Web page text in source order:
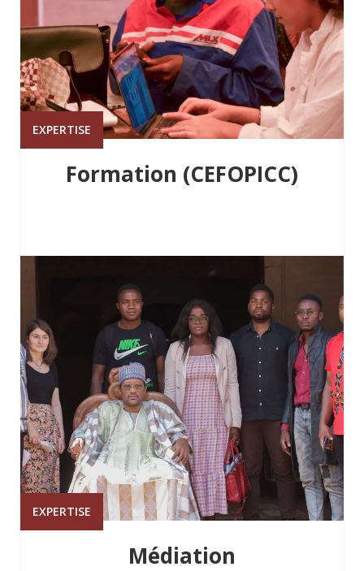
EXPERTISE
Formation (CEFOPICC)
EXPERTISE
Médiation